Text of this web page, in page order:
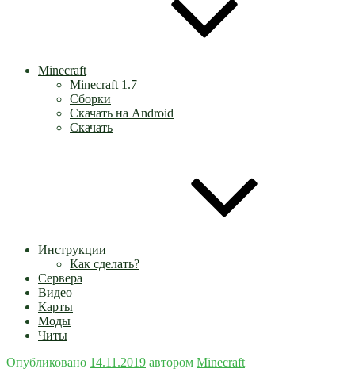
Minecraft
Minecraft 1.7
Сборки
Скачать на Android
Скачать
Инструкции
Как сделать?
Сервера
Видео
Карты
Моды
Читы
Опубликовано 14.11.2019 автором Minecraft